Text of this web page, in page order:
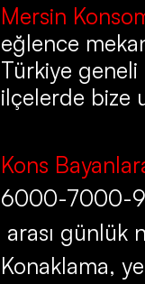
Mersin
eğlence
Türkiye geneli
ilçelerde bize
Kons
6000-7000-
arası günlük
Konaklama,